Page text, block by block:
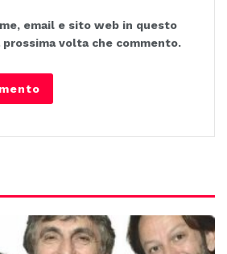
email e sito web in questo
volta che commento.